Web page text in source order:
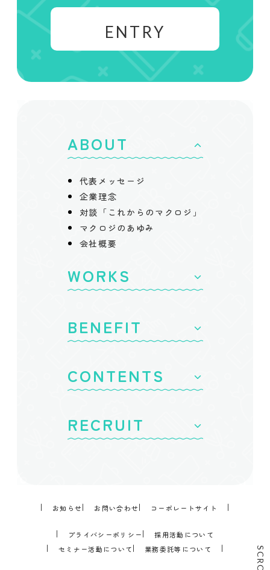
ENTRY
ABOUT
代表メッセージ
企業理念
対談「これからのマクロジ」
マクロジのあゆみ
会社概要
WORKS
BENEFIT
CONTENTS
コンサルタント
デザイナー
ディレクター
RECRUIT
お知らせ お問い合わせ コーポレートサイト
プライバシーポリシー
採用活動について
セミナー活動について
業務委託等について